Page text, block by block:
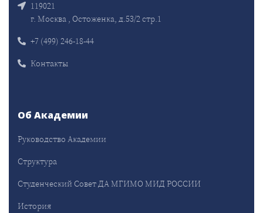
119021
г. Москва , Остоженка, д.53/2 стр.1
+7 (499) 246-18-44
Контакты
Об Академии
Руководство Академии
Структура
Студенческий Совет ДА МГИМО МИД РОССИИ
История